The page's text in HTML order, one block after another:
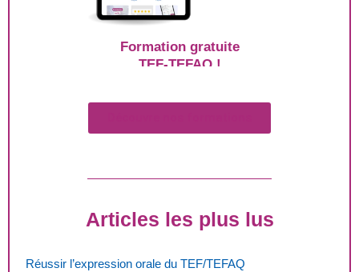
Formation gratuite
TEF-TEFAQ !
Articles les plus lus
Réussir l’expression orale du TEF/TEFAQ